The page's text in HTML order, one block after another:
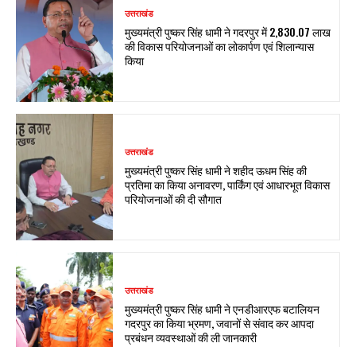
उत्तराखंड
मुख्यमंत्री पुष्कर सिंह धामी ने गदरपुर में ₹2,830.07 लाख
की विकास परियोजनाओं का लोकार्पण एवं शिलान्यास
किया
उत्तराखंड
मुख्यमंत्री पुष्कर सिंह धामी ने शहीद ऊधम सिंह की
प्रतिमा का किया अनावरण, पार्किंग एवं आधारभूत विकास
परियोजनाओं की दी सौगात
उत्तराखंड
मुख्यमंत्री पुष्कर सिंह धामी ने एनडीआरएफ बटालियन
गदरपुर का किया भ्रमण, जवानों से संवाद कर आपदा
प्रबंधन व्यवस्थाओं की ली जानकारी